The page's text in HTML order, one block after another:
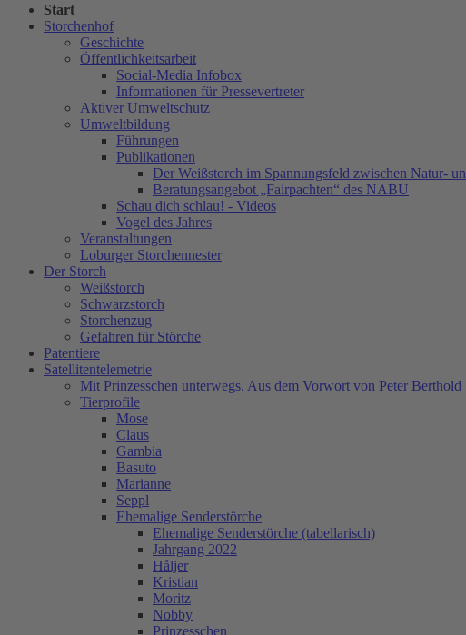
Start
Storchenhof
Geschichte
Öffentlichkeitsarbeit
Social-Media Infobox
Informationen für Pressevertreter
Aktiver Umweltschutz
Umweltbildung
Führungen
Publikationen
Der Weißstorch im Spannungsfeld zwischen Natur-
Beratungsangebot „Fairpachten“ des NABU
Schau dich schlau! - Videos
Vogel des Jahres
Veranstaltungen
Loburger Storchennester
Der Storch
Weißstorch
Schwarzstorch
Storchenzug
Gefahren für Störche
Patentiere
Satellitentelemetrie
Mit Prinzesschen unterwegs. Aus dem Vorwort von Peter Berthold
Tierprofile
Mose
Claus
Gambia
Basuto
Marianne
Seppl
Ehemalige Senderstörche
Ehemalige Senderstörche (tabellarisch)
Jahrgang 2022
Håljer
Kristian
Moritz
Nobby
Prinzesschen